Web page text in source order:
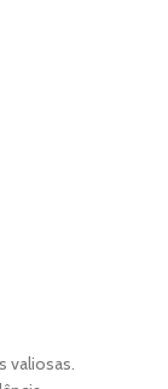
valiosas.